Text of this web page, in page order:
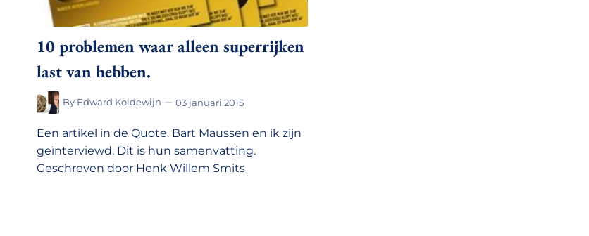
10 problemen waar alleen superrijken
last van hebben.
By Edward Koldewijn 03 januari 2015
Een artikel in de Quote. Bart Maussen en ik zijn
geïnterviewd. Dit is hun samenvatting.
Geschreven door Henk Willem Smits